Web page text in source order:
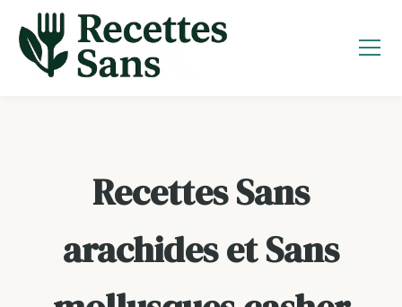
contenu
Recettes Sans
arachides et Sans